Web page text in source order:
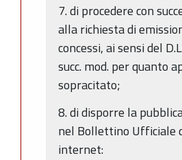
7. di procedere con
alla richiesta di
concessi, ai sensi del
succ. mod. per quanto
sopracitato;
8. di disporre la
nel Bollettino Ufficiale
internet: